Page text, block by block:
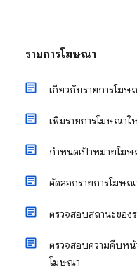
รายการโฆษณา
เกี่ยวกับรายการโฆษ
เพิ่มรายการโฆษณาใ
กำหนดเป้าหมายโฆ
คัดลอกรายการโฆษณ
ตรวจสอบสถานะของ
ตรวจสอบความคืบหน้
โฆษณา